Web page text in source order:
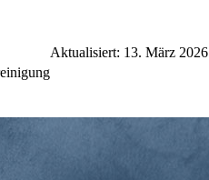
Aktualisiert: 13. März 2026